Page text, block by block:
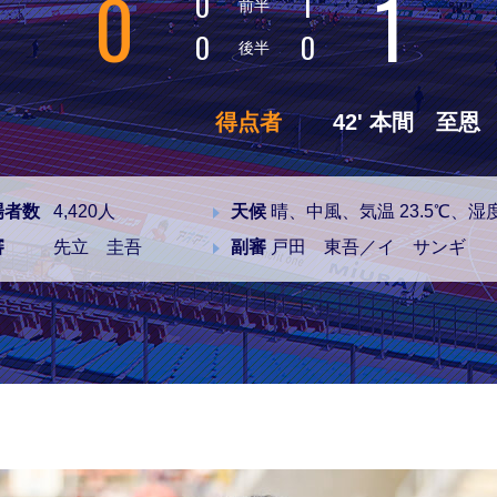
0 前半
0
後半 0 1
得点者 42' 本間 至恩
者数 4,420人 天候晴、中風、気温 23.5℃、湿
先立 圭吾 副審戸田 東吾／イ サンギ